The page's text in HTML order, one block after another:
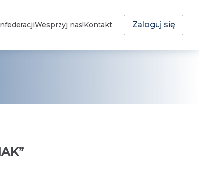
Wesprzyj nas!Kontakt Zaloguj się
”